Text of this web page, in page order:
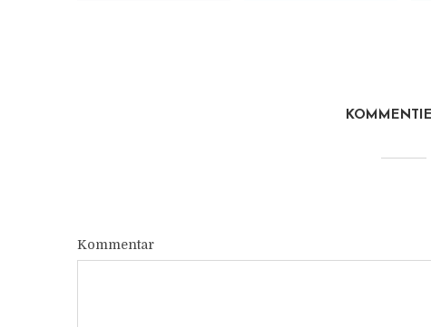
Kommentar